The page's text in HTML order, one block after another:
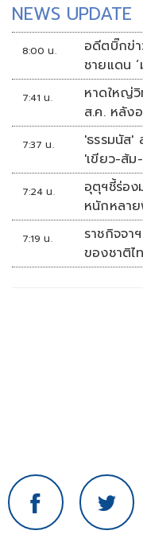
NEWS UPDATE
8:00 น.
อดีตบิ๊กข่
ชายแดน ‘
7:41 น.
หาดใหญ่วิ
ส.ค. หลัง
ข้อความข่
7:37 น.
'ธรรมนัส'
'เขียว-ส้ม
7:24 น.
อุตุฯชี้ร่อง
หนักหลา
7:19 น.
ราชกิจจา
ของชาติไ